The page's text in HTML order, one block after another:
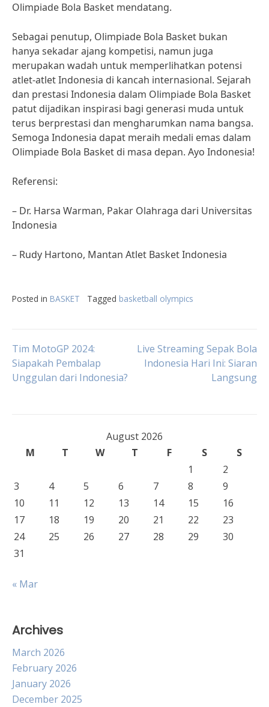
Olimpiade Bola Basket mendatang.
Sebagai penutup, Olimpiade Bola Basket bukan
hanya sekadar ajang kompetisi, namun juga
merupakan wadah untuk memperlihatkan potensi
atlet-atlet Indonesia di kancah internasional. Sejarah
dan prestasi Indonesia dalam Olimpiade Bola Basket
patut dijadikan inspirasi bagi generasi muda untuk
terus berprestasi dan mengharumkan nama bangsa.
Semoga Indonesia dapat meraih medali emas dalam
Olimpiade Bola Basket di masa depan. Ayo Indonesia!
Referensi:
– Dr. Harsa Warman, Pakar Olahraga dari Universitas
Indonesia
– Rudy Hartono, Mantan Atlet Basket Indonesia
Posted in BASKET Tagged basketball olympics
Post
navigation
Tim MotoGP 2024:
Siapakah Pembalap
Unggulan dari Indonesia?
Live Streaming Sepak Bola
Indonesia Hari Ini: Siaran
Langsung
August 2026
M
T W T F S
S
1
2
3
4 5 6 7 8
9
10
11 12 13 14 15
16
17
18 19 20 21 22
23
24
25 26 27 28 29
30
31
« Mar
Archives
March 2026
February 2026
January 2026
December 2025